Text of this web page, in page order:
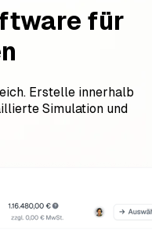
für
Erstelle innerhalb
Simulation und